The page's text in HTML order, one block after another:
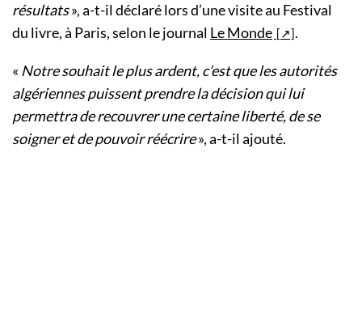
résultats», a-t-il déclaré lors d’une visite au Festival
du livre, à Paris, selon le journal Le Monde .
« Notre souhait le plus ardent, c’est que les autorités
algériennes puissent prendre la décision qui lui
permettra de recouvrer une certaine liberté, de se
soigner et de pouvoir réécrire», a-t-il ajouté.